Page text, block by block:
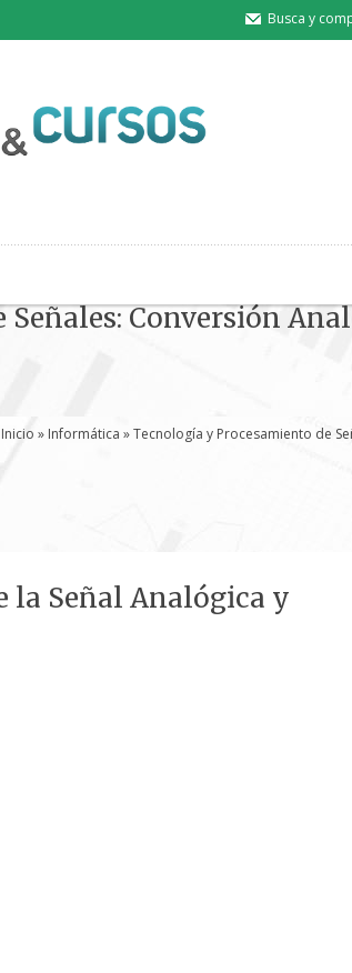
Busca y
Conversión
Inicio » Informática » Tecnología y Procesamiento de
la Señal Analógica y